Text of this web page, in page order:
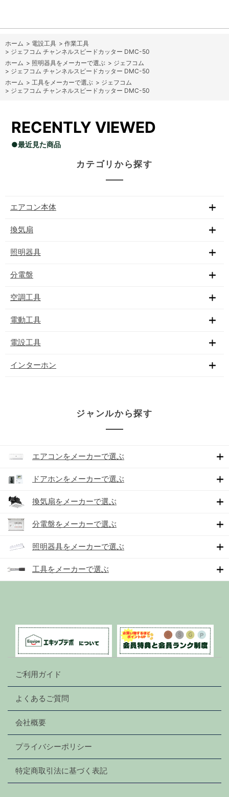
ホーム > 電設工具 > 作業工具
> ジェフコム チャンネルスピードカッター DMC-50
ホーム > 照明器具をメーカーで選ぶ > ジェフコム
> ジェフコム チャンネルスピードカッター DMC-50
ホーム > 工具をメーカーで選ぶ > ジェフコム
> ジェフコム チャンネルスピードカッター DMC-50
RECENTLY VIEWED
●最近見た商品
カテゴリから探す
エアコン本体
換気扇
照明器具
分電盤
空調工具
電動工具
電設工具
インターホン
ジャンルから探す
エアコンをメーカーで選ぶ
ドアホンをメーカーで選ぶ
換気扇をメーカーで選ぶ
分電盤をメーカーで選ぶ
照明器具をメーカーで選ぶ
工具をメーカーで選ぶ
ご利用ガイド
よくあるご質問
会社概要
プライバシーポリシー
特定商取引法に基づく表記